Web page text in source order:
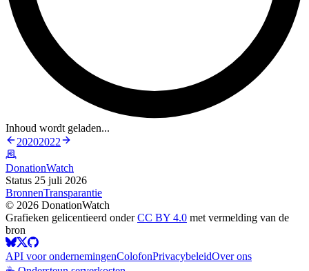
Inhoud wordt geladen...
20202022
DonationWatch
Status 25 juli 2026
BronnenTransparantie
© 2026 DonationWatch
Grafieken gelicentieerd onderCC BY 4.0 met vermelding van de
bron
API voor ondernemingenColofonPrivacybeleidOver ons